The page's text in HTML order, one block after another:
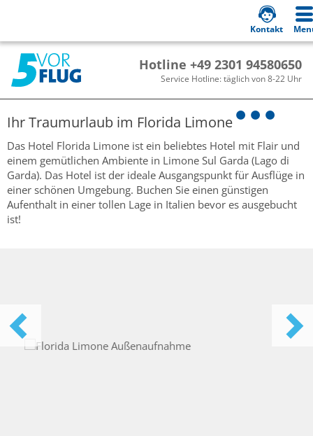
Hotline +49 2301 94580650
Service Hotline: täglich von 8-22 Uhr
Kontakt
Ihr Traumurlaub im Florida Limone
Das Hotel Florida Limone ist ein beliebtes Hotel mit Flair und
einem gemütlichen Ambiente in Limone Sul Garda (Lago di
Garda). Das Hotel ist der ideale Ausgangspunkt für Ausflüge in
einer schönen Umgebung. Buchen Sie einen günstigen
Aufenthalt in einer tollen Lage in Italien bevor es ausgebucht
ist!